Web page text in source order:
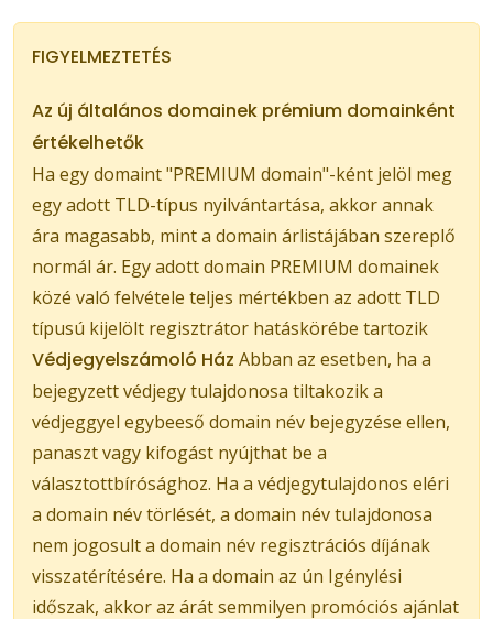
FIGYELMEZTETÉS
Az új általános domainek prémium domainként
értékelhetők
Ha egy domaint "PREMIUM domain"-ként jelöl meg
egy adott TLD-típus nyilvántartása, akkor annak
ára magasabb, mint a domain árlistájában szereplő
normál ár. Egy adott domain PREMIUM domainek
közé való felvétele teljes mértékben az adott TLD
típusú kijelölt regisztrátor hatáskörébe tartozik
Védjegyelszámoló Ház Abban az esetben, ha a
bejegyzett védjegy tulajdonosa tiltakozik a
védjeggyel egybeeső domain név bejegyzése ellen,
panaszt vagy kifogást nyújthat be a
választottbírósághoz. Ha a védjegytulajdonos eléri
a domain név törlését, a domain név tulajdonosa
nem jogosult a domain név regisztrációs díjának
visszatérítésére. Ha a domain az ún Igénylési
időszak, akkor az árát semmilyen promóciós ajánlat